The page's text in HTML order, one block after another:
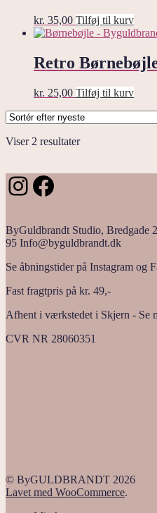
kr. 35,00 Tilføj til kurv
Retro
kr. 25,00 Tilføj til kurv
Viser 2 resultaterSorteret
Instagram
Facebook
ByGuldbrandt Studio, Bredgade
95 Info@byguldbrandt.dk
Se åbningstider på Instagram og
Fast fragtpris på kr. 49,-
Afhent i værkstedet i Skjern - Se
CVR NR 28060351
© ByGULDBRANDT 2026
Lavet med WooCommerce.